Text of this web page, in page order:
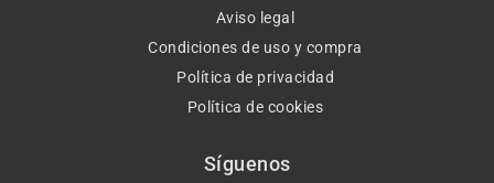
Aviso legal
Condiciones de uso y compra
Política de privacidad
Política de cookies
Síguenos